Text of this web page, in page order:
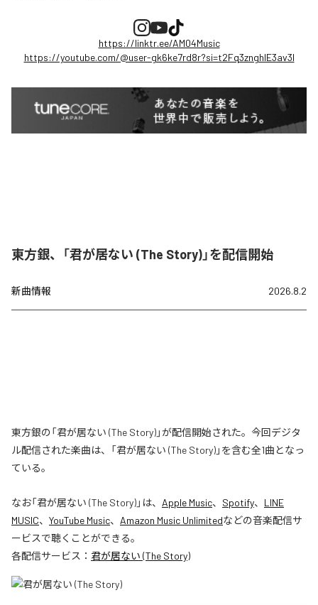
https://linktr.ee/AM04Music
https://youtube.com/@user-gk6ke7rd8r?si=t2Fq3znghlE3av3l
東方銀、「君が居ない (The Story)」を配信開始
新曲情報 2026.8.2
東方銀の「君が居ない (The Story)」が配信開始された。今回デジタ
ル配信された楽曲は、「君が居ない (The Story)」を含む全1曲となっ
ている。
なお「君が居ない (The Story)」は、 Apple Music、 Spotify、 LINE
MUSIC、 YouTube Music、 Amazon Music Unlimitedなどの音楽配信サ
ービスで聴くことができる。
各配信サービス： 君が居ない (The Story)